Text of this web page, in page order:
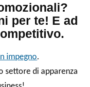
per te! E ad
impegno.
settore di apparenza